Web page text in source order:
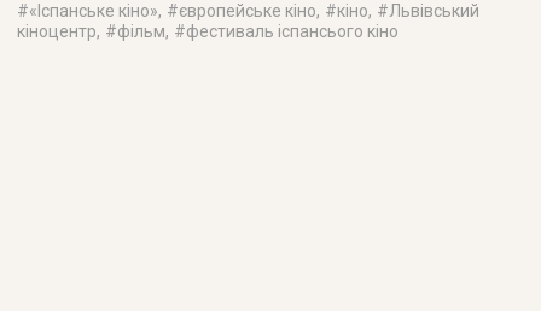
#«Іспанське кіно», #європейське кіно, #кіно, #Львівський
кіноцентр, #фільм, #фестиваль іспансього кіно